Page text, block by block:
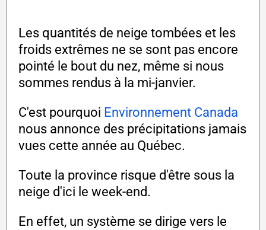
Les quantités de neige tombées et les
froids extrêmes ne se sont pas encore
pointé le bout du nez, même si nous
sommes rendus à la mi-janvier.
C'est pourquoi Environnement Canada
nous annonce des précipitations jamais
vues cette année au Québec.
Toute la province risque d'être sous la
neige d'ici le week-end.
En effet, un système se dirige vers le